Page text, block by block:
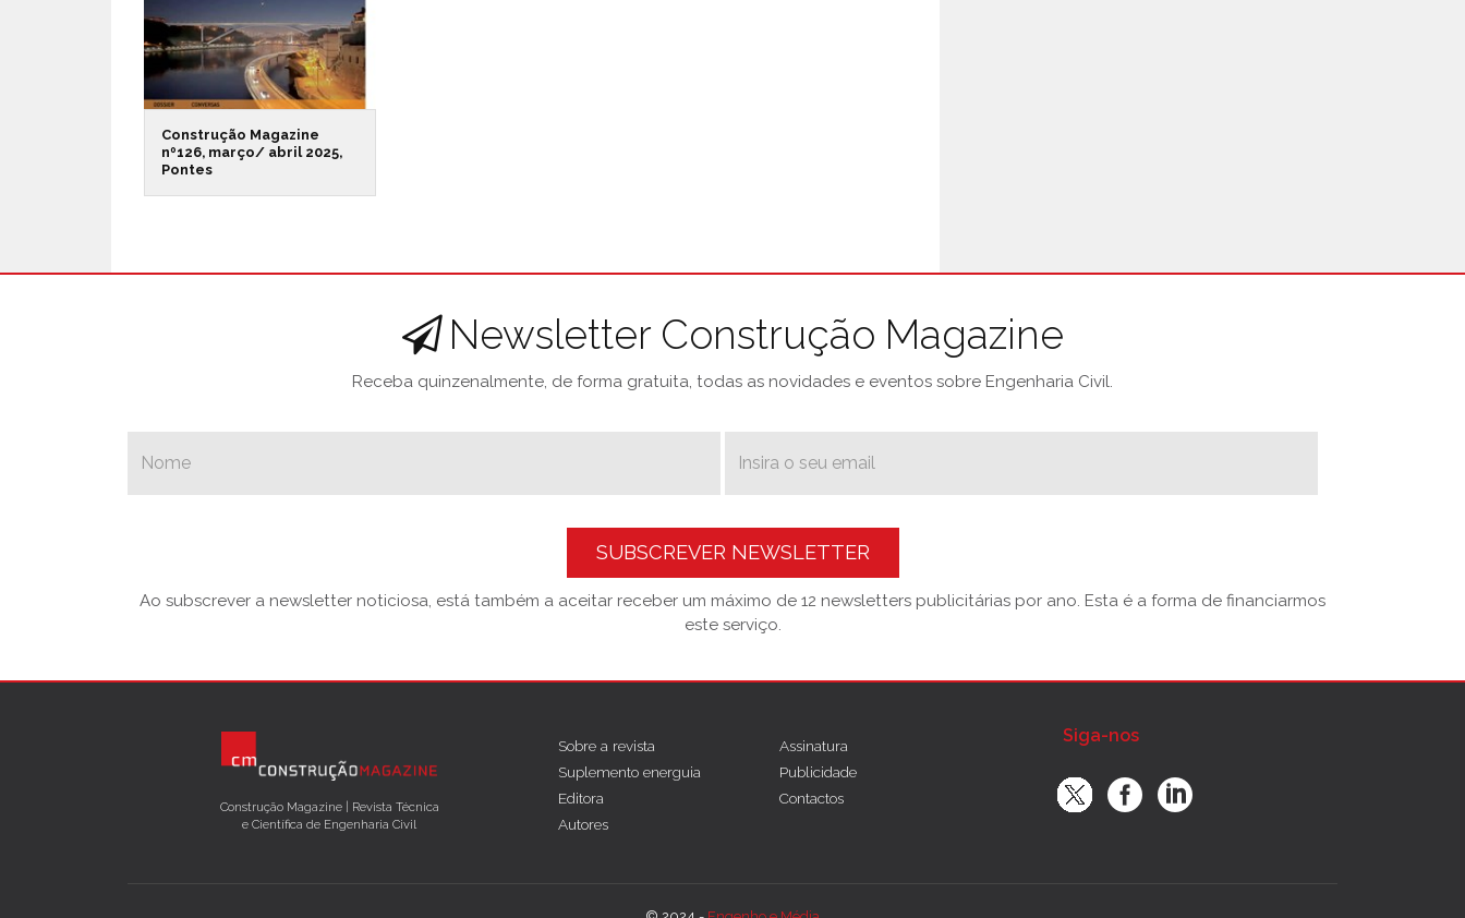
Construção Magazine
nº126, março/ abril 2025,
Pontes
Newsletter Construção Magazine
Receba quinzenalmente, de forma gratuita, todas as novidades e eventos sobre Engenharia Civil.
SUBSCREVER NEWSLETTER
Ao subscrever a newsletter noticiosa, está também a aceitar receber um máximo de 12 newsletters publicitárias por ano. Esta é a forma de financiarmos
este serviço.
Construção Magazine | Revista Técnica
e Científica de Engenharia Civil
Sobre a revista
Suplemento energuia
Editora
Autores
Assinatura
Publicidade
Contactos
Siga-nos